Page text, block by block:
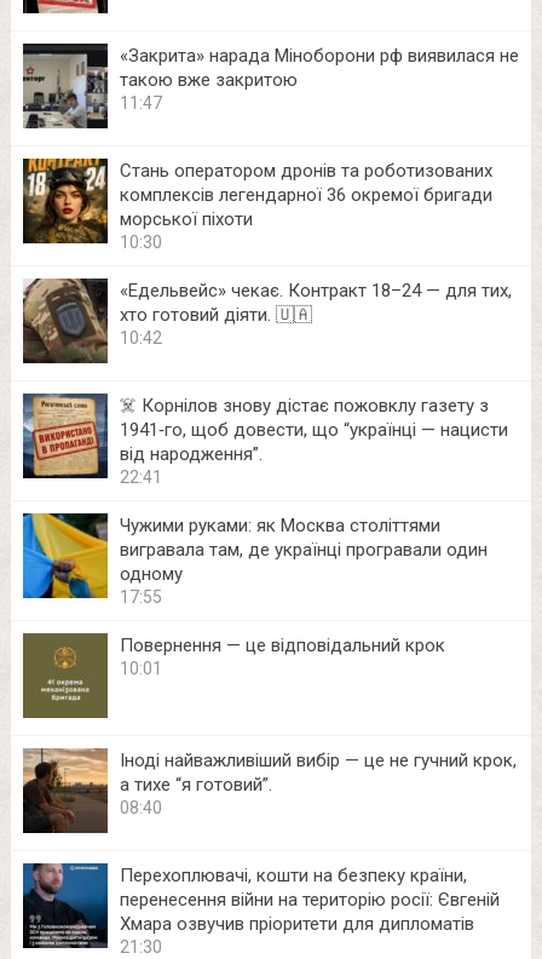
«Закрита» нарада Міноборони рф виявилася не
такою вже закритою
11:47
Стань оператором дронів та роботизованих
комплексів легендарної 36 окремої бригади
морської піхоти
10:30
«Едельвейс» чекає. Контракт 18–24 — для тих,
хто готовий діяти. 🇺🇦
10:42
☠️ Корнілов знову дістає пожовклу газету з
1941‑го, щоб довести, що “українці — нацисти
від народження”.
22:41
Чужими руками: як Москва століттями
вигравала там, де українці програвали один
одному
17:55
Повернення — це відповідальний крок
10:01
Іноді найважливіший вибір — це не гучний крок,
а тихе “я готовий”.
08:40
Перехоплювачі, кошти на безпеку країни,
перенесення війни на територію росії: Євгеній
Хмара озвучив пріоритети для дипломатів
21:30